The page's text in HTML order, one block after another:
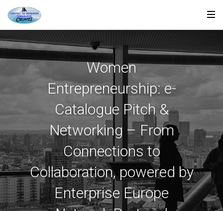
Women
Entrepreneurship: e-
Catalogue Pitch &
Networking – From
Connections to
Collaboration, powered by
Enterprise Europe